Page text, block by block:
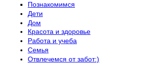
Познакомимся
Дети
Дом
Красота и здоровье
Работа и учеба
Семья
Отвлечемся от забот:)